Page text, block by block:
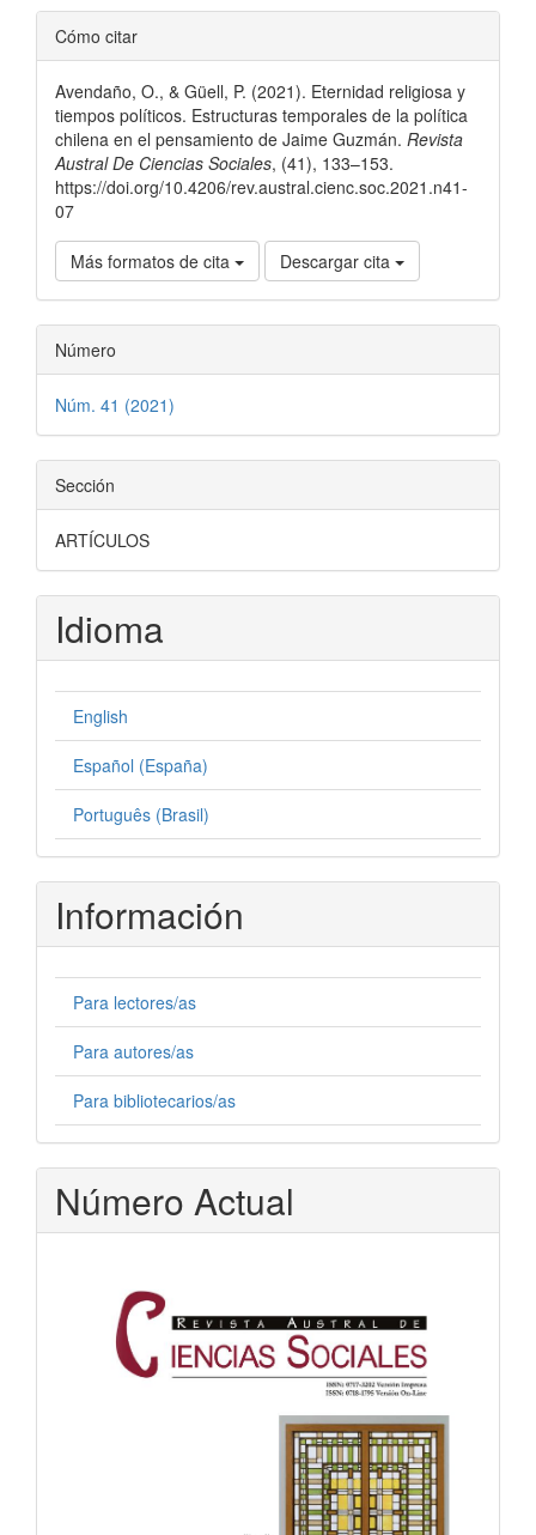
Detalles
del
artículo
Cómo citar
Avendaño, O., & Güell, P. (2021). Eternidad religiosa y
tiempos políticos. Estructuras temporales de la política
chilena en el pensamiento de Jaime Guzmán. Revista
Austral De Ciencias Sociales, (41), 133–153.
https://doi.org/10.4206/rev.austral.cienc.soc.2021.n41-
07
Más formatos de cita Descargar cita
Número
Núm. 41 (2021)
Sección
ARTÍCULOS
Idioma
English
Español (España)
Português (Brasil)
Información
Para lectores/as
Para autores/as
Para bibliotecarios/as
Número Actual